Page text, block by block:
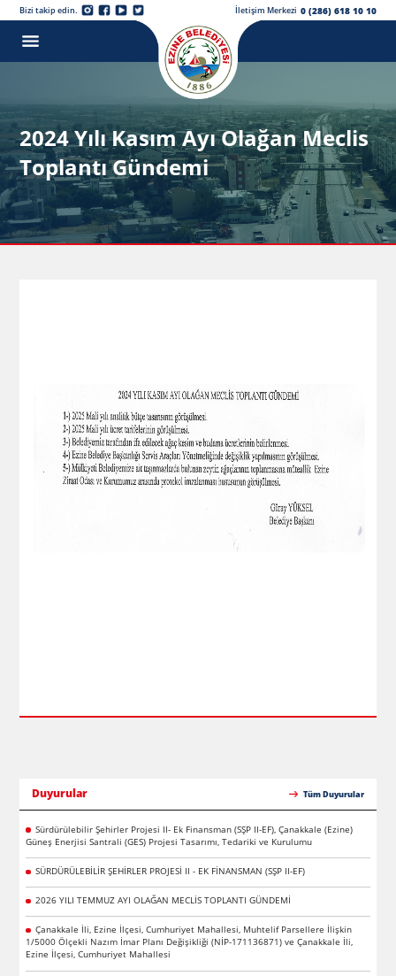
Bizi takip edin. İletişim Merkezi 0 (286) 618 10 10
2024 Yılı Kasım Ayı Olağan Meclis
Toplantı Gündemi
Duyurular Tüm Duyurular
Sürdürülebilir Şehirler Projesi II- Ek Finansman (SŞP II-EF), Çanakkale (Ezine)
Güneş Enerjisi Santrali (GES) Projesi Tasarımı, Tedariki ve Kurulumu
SÜRDÜRÜLEBİLİR ŞEHİRLER PROJESİ II - EK FİNANSMAN (SŞP II-EF)
2026 YILI TEMMUZ AYI OLAĞAN MECLİS TOPLANTI GÜNDEMİ
Çanakkale İli, Ezine İlçesi, Cumhuriyet Mahallesi, Muhtelif Parsellere İlişkin
1/5000 Ölçekli Nazım İmar Planı Değişikliği (NİP-171136871) ve Çanakkale İli,
Ezine İlçesi, Cumhuriyet Mahallesi